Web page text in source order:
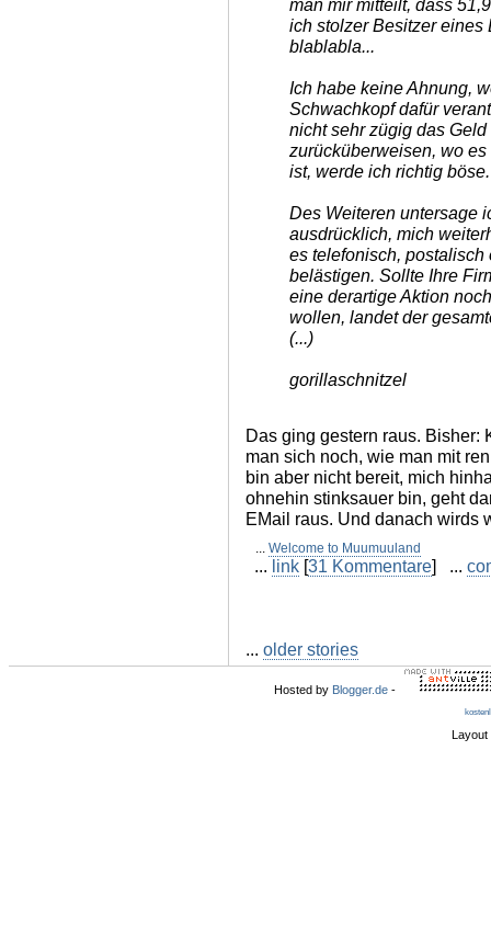
man mir mitteilt, dass
ich stolzer Besitzer eines
blablabla...
Ich habe keine Ahnung,
Schwachkopf dafür
nicht sehr zügig das
zurücküberweisen, wo
ist, werde ich richtig böse.
Des Weiteren untersage
ausdrücklich, mich
es telefonisch,
belästigen. Sollte Ihre
eine derartige Aktion
wollen, landet der
(...)
gorillaschnitzel
Das ging gestern raus. Bisher:
man sich noch, wie man mit
bin aber nicht bereit, mich
ohnehin stinksauer bin, geht
EMail raus. Und danach wirds
... Welcome to Muumuuland
... link [31 Kommentare] ...
... older stories
Hosted by Blogger.de -